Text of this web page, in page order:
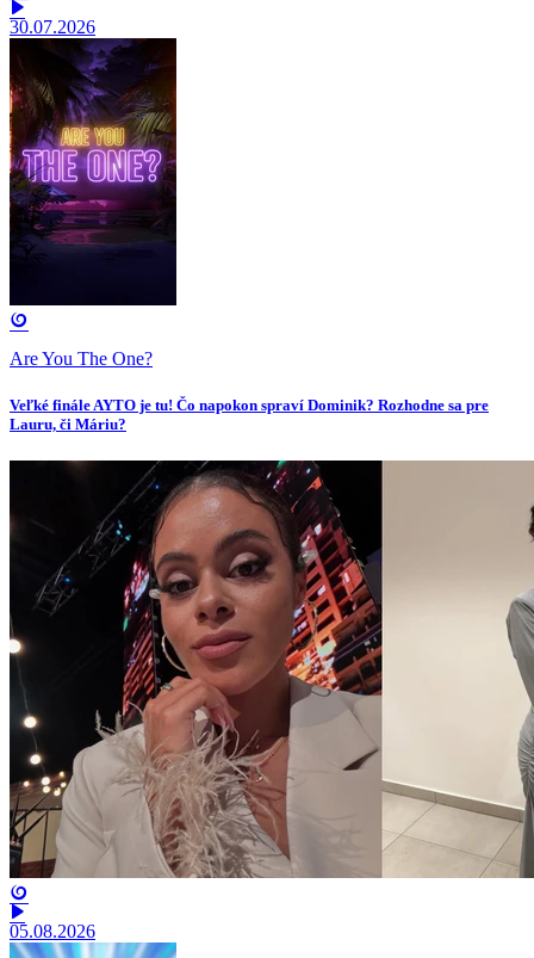
30.07.2026
Are You The One?
Veľké finále AYTO je tu! Čo napokon spraví Dominik? Rozhodne sa pre
Lauru, či Máriu?
05.08.2026